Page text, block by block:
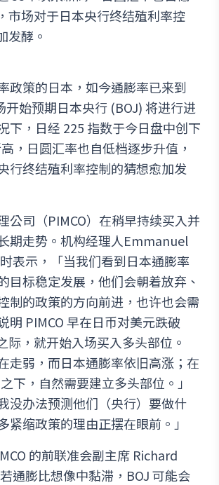
市场对于日本央行终结殖利率控
发酵。
政策的日本，如今通膨率已来到
开始预期日本央行 (BOJ) 将进行进
下，日经 225 指数于今日盘中创下
，日圆汇率也自低档逐步升值，
行终结殖利率控制的猜想愈加发
公司（PIMCO）在稍早持续买入并
期走势。机构经理人Emmanuel
表示，「当我们看到日本通膨率
目标稳定发展，他们会朝着放弃、
制的政策的方向前进，也许也会需
明 PIMCO 早在日币对美元跌破
际，就开始入场买入多头部位。
走弱，而日本通膨率依旧高涨；在
下，自然需要建立多头部位。」
没办法预测他们（央行）要做什
紧缩政策的理由正摆在眼前。」
的前联准会副主席 Richard
通膨比想像中黏滞，BOJ 可能会